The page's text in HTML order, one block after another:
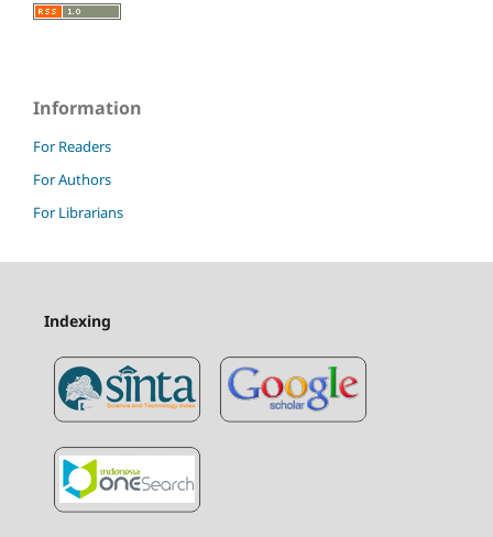
Information
For Readers
For Authors
For Librarians
Indexing